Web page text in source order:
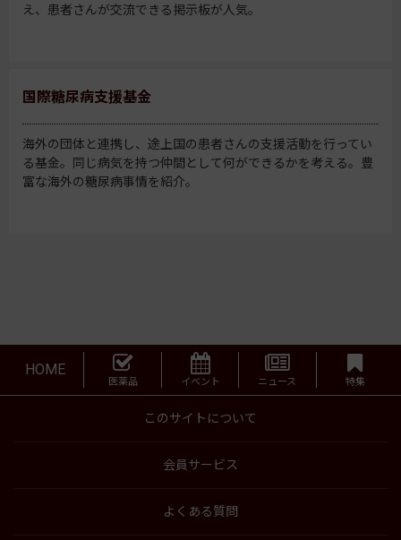
え、患者さんが交流できる掲示板が人気。
国際糖尿病支援基金
海外の団体と連携し、途上国の患者さんの支援活動を行ってい
る基金。同じ病気を持つ仲間として何ができるかを考える。豊
富な海外の糖尿病事情を紹介。
HOME
医薬品 イベント ニュース 特集
このサイトについて
会員サービス
よくある質問